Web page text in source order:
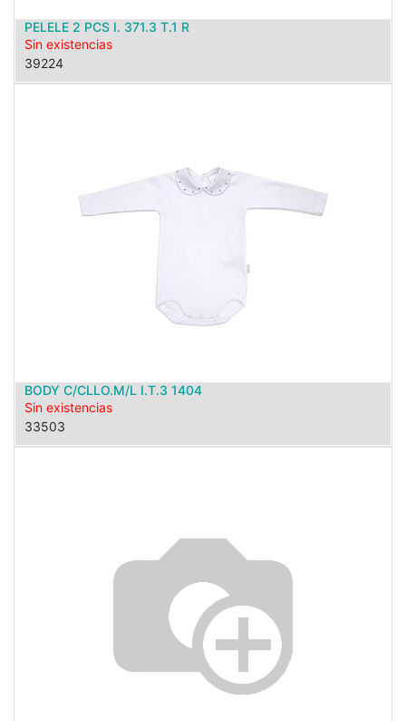
PELELE 2 PCS I. 371.3 T.1 R
Sin existencias
39224
BODY C/CLLO.M/L I.T.3 1404
Sin existencias
33503